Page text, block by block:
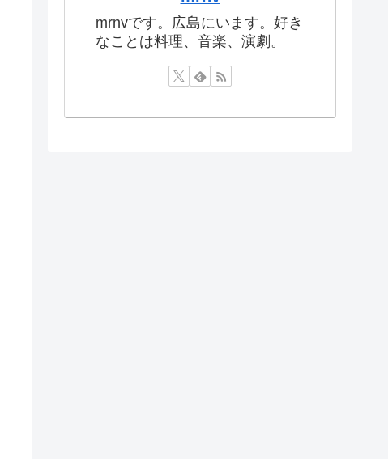
mrnvです。広島にいます。好き
なことは料理、音楽、演劇。